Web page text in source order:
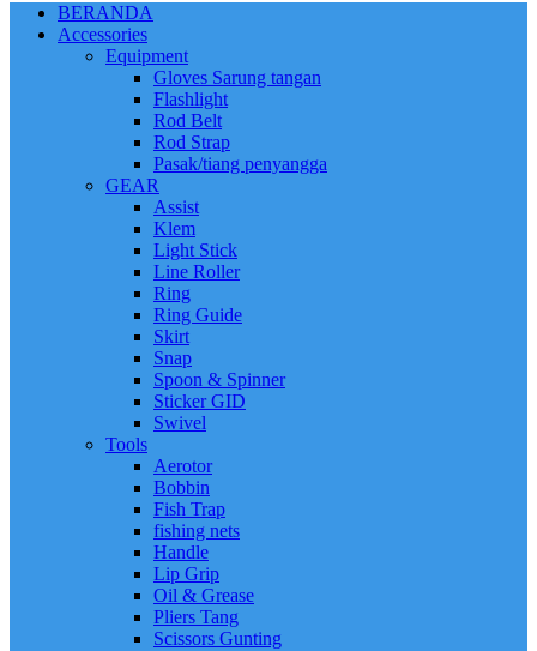
BERANDA
Accessories
Equipment
Gloves Sarung tangan
Flashlight
Rod Belt
Rod Strap
Pasak/tiang penyangga
GEAR
Assist
Klem
Light Stick
Line Roller
Ring
Ring Guide
Skirt
Snap
Spoon & Spinner
Sticker GID
Swivel
Tools
Aerotor
Bobbin
Fish Trap
fishing nets
Handle
Lip Grip
Oil & Grease
Pliers Tang
Scissors Gunting